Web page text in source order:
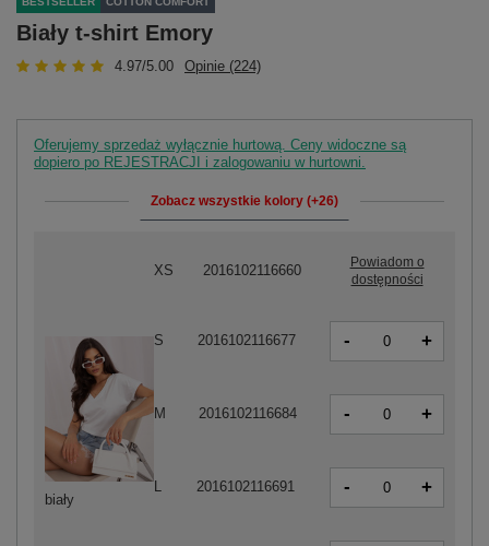
Biały t-shirt Emory
4.97/5.00 Opinie (224)
Oferujemy sprzedaż wyłącznie hurtową. Ceny widoczne są
dopiero po REJESTRACJI i zalogowaniu w hurtowni.
Zobacz wszystkie kolory (+26)
biały
XS 2016102116660
Powiadom o
dostępności
S 2016102116677 - +
M 2016102116684 - +
L 2016102116691 - +